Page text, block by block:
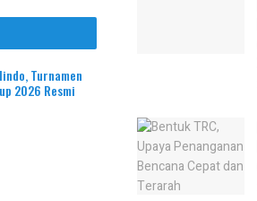
Turnamen
2026 Resmi